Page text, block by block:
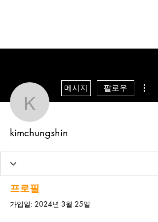
kimchungshin
메시지 팔로우
kimchungshin
프로필
가입일: 2024년 3월 25일